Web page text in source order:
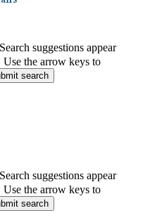
Search suggestions appear
Use the arrow keys to
search
Search suggestions appear
Use the arrow keys to
search